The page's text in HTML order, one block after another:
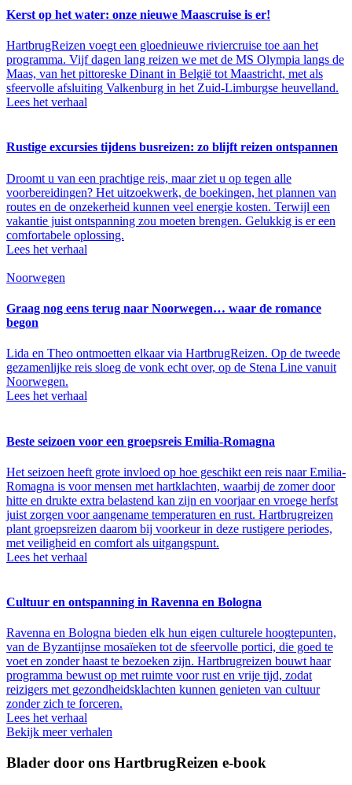
Kerst op het water: onze nieuwe Maascruise is er!
HartbrugReizen voegt een gloednieuwe riviercruise toe aan het
programma. Vijf dagen lang reizen we met de MS Olympia langs de
Maas, van het pittoreske Dinant in België tot Maastricht, met als
sfeervolle afsluiting Valkenburg in het Zuid-Limburgse heuvelland.
Lees het verhaal
Rustige excursies tijdens busreizen: zo blijft reizen ontspannen
Droomt u van een prachtige reis, maar ziet u op tegen alle
voorbereidingen? Het uitzoekwerk, de boekingen, het plannen van
routes en de onzekerheid kunnen veel energie kosten. Terwijl een
vakantie juist ontspanning zou moeten brengen. Gelukkig is er een
comfortabele oplossing.
Lees het verhaal
Noorwegen
Graag nog eens terug naar Noorwegen… waar de romance
begon
Lida en Theo ontmoetten elkaar via HartbrugReizen. Op de tweede
gezamenlijke reis sloeg de vonk echt over, op de Stena Line vanuit
Noorwegen.
Lees het verhaal
Beste seizoen voor een groepsreis Emilia-Romagna
Het seizoen heeft grote invloed op hoe geschikt een reis naar Emilia-
Romagna is voor mensen met hartklachten, waarbij de zomer door
hitte en drukte extra belastend kan zijn en voorjaar en vroege herfst
juist zorgen voor aangename temperaturen en rust. Hartbrugreizen
plant groepsreizen daarom bij voorkeur in deze rustigere periodes,
met veiligheid en comfort als uitgangspunt.
Lees het verhaal
Cultuur en ontspanning in Ravenna en Bologna
Ravenna en Bologna bieden elk hun eigen culturele hoogtepunten,
van de Byzantijnse mosaïeken tot de sfeervolle portici, die goed te
voet en zonder haast te bezoeken zijn. Hartbrugreizen bouwt haar
programma bewust op met ruimte voor rust en vrije tijd, zodat
reizigers met gezondheidsklachten kunnen genieten van cultuur
zonder zich te forceren.
Lees het verhaal
Bekijk meer verhalen
Blader door ons HartbrugReizen e-book